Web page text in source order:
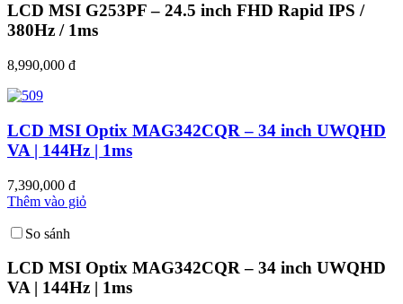
LCD MSI G253PF – 24.5 inch FHD Rapid IPS /
380Hz / 1ms
8,990,000 đ
LCD MSI Optix MAG342CQR – 34 inch UWQHD
VA | 144Hz | 1ms
7,390,000 đ
Thêm vào giỏ
So sánh
LCD MSI Optix MAG342CQR – 34 inch UWQHD
VA | 144Hz | 1ms